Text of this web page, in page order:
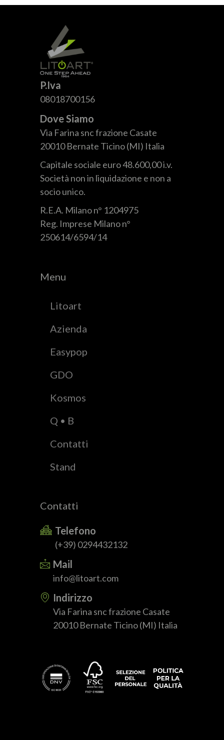
P.Iva
08018700156
Dove Siamo
Via Farina snc frazione Casate
20010 Bernate Ticino (MI) Italia
Capitale sociale euro 48.600,00 i.v.
Società non in liquidazione e non a
socio unico.
R.E.A. Milano n° 1204975
Reg. Imprese Milano n°
250614/6594/14
Menu
Litoart
Azienda
Easypop
GDO
Kosmos
Q • B
Contatti
Stand
Contatti
Telefono
(+39) 0294432132
Mail
info@litoart.com
Indirizzo
Via Farina snc frazione Casate
20010 Bernate Ticino (MI) Italia